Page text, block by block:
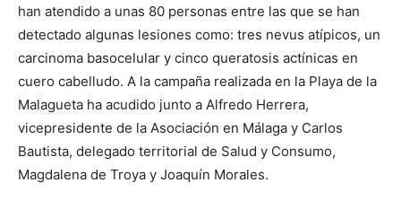
han atendido a unas 80 personas entre las que se han
detectado algunas lesiones como: tres nevus atípicos, un
carcinoma basocelular y cinco queratosis actínicas en
cuero cabelludo. A la campaña realizada en la Playa de la
Malagueta ha acudido junto a Alfredo Herrera,
vicepresidente de la Asociación en Málaga y Carlos
Bautista, delegado territorial de Salud y Consumo,
Magdalena de Troya y Joaquín Morales.